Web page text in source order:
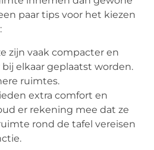
paar tips voor het kiezen
zijn vaak compacter en
elkaar geplaatst worden.
ruimtes.
extra comfort en
er rekening mee dat ze
rond de tafel vereisen